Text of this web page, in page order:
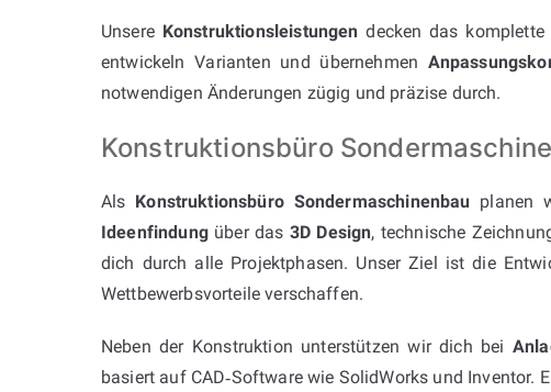
Unsere Konstruktionsleistungen decken das
entwickeln Varianten und übernehmen
notwendigen Änderungen zügig und präzise durch.
Konstruktionsbüro
Als Konstruktionsbüro Sondermaschinenbau planen
Ideenfindungüber das 3D Design, technische
dich durch alle Projektphasen. Unser Ziel ist die
Wettbewerbsvorteile verschaffen.
Neben der Konstruktion unterstützen wir dich bei
basiert auf CAD‑Software wie SolidWorks und Inventor.